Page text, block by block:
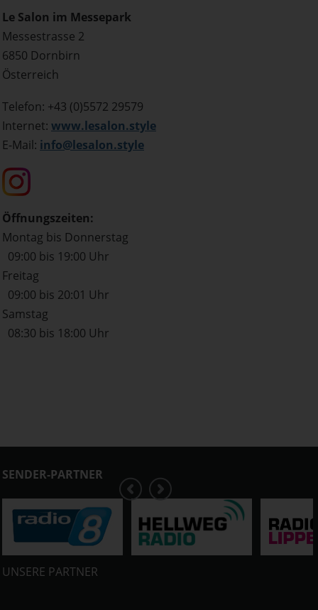
Le Salon im Messepark
Messestrasse 2
6850 Dornbirn
Österreich
Telefon: +43 (0)5572 29579
Internet: www.lesalon.style
E-Mail: info@lesalon.style
Öffnungszeiten:
Montag bis Donnerstag
09:00 bis 19:00 Uhr
Freitag
09:00 bis 20:01 Uhr
Samstag
08:30 bis 18:00 Uhr
SENDER-PARTNER
UNSERE PARTNER